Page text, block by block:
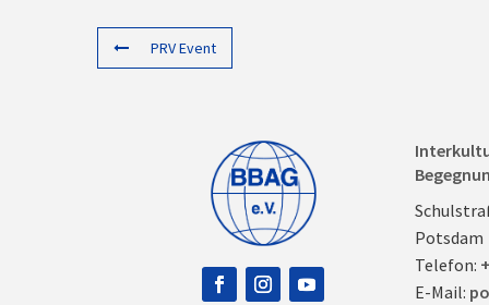
PRV Event
Potsdam
Telefon:
E-Mail: